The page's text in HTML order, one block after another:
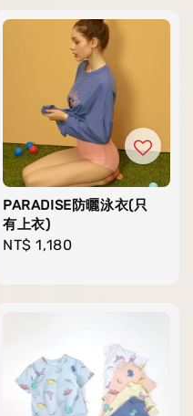
PARADISE防曬泳衣(只
有上衣)
Regular
NT$ 1,180